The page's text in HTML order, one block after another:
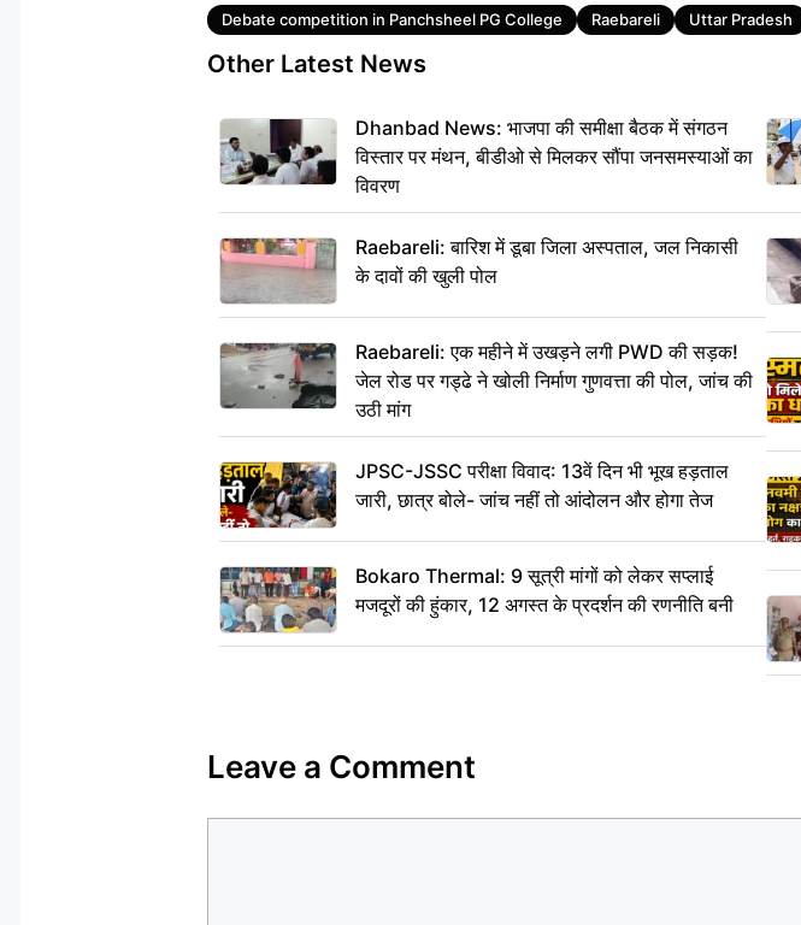
Tags
Debate competition in Panchsheel PG College Raebareli Uttar Pradesh
Other Latest News
Dhanbad News: भाजपा की समीक्षा बैठक में संगठन
विस्तार पर मंथन, बीडीओ से मिलकर सौंपा जनसमस्याओं का
विवरण
Raebareli: बारिश में डूबा जिला अस्पताल, जल निकासी
के दावों की खुली पोल
Raebareli: एक महीने में उखड़ने लगी PWD की सड़क!
जेल रोड पर गड्ढे ने खोली निर्माण गुणवत्ता की पोल, जांच की
उठी मांग
JPSC-JSSC परीक्षा विवाद: 13वें दिन भी भूख हड़ताल
जारी, छात्र बोले- जांच नहीं तो आंदोलन और होगा तेज
Bokaro Thermal: 9 सूत्री मांगों को लेकर सप्लाई
मजदूरों की हुंकार, 12 अगस्त के प्रदर्शन की रणनीति बनी
Leave a Comment